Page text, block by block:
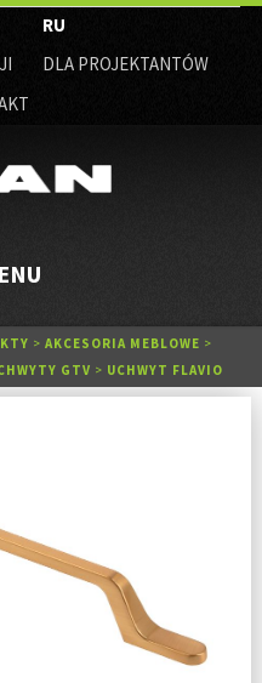
RU
DLA PROJEKTANTÓW
> AKCESORIA MEBLOWE >
GTV > UCHWYT FLAVIO